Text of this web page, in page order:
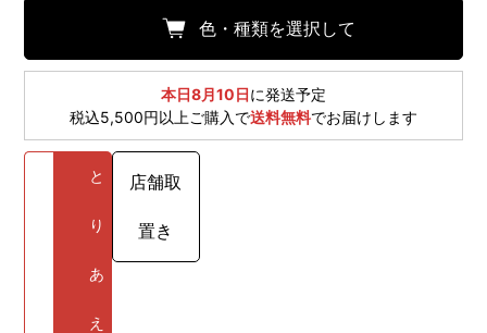
色・種類を選択して
本日8月10日に発送予定
税込5,500円以上ご購入で送料無料でお届けします
と
り
あ
え
店舗取
置き